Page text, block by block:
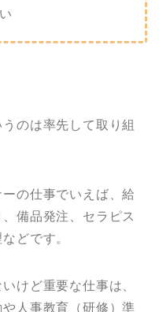
のは率先して取り組
の仕事でいえば、給
備品発注、セラピス
どです。
けど重要な仕事は、
人事教育（研修）準